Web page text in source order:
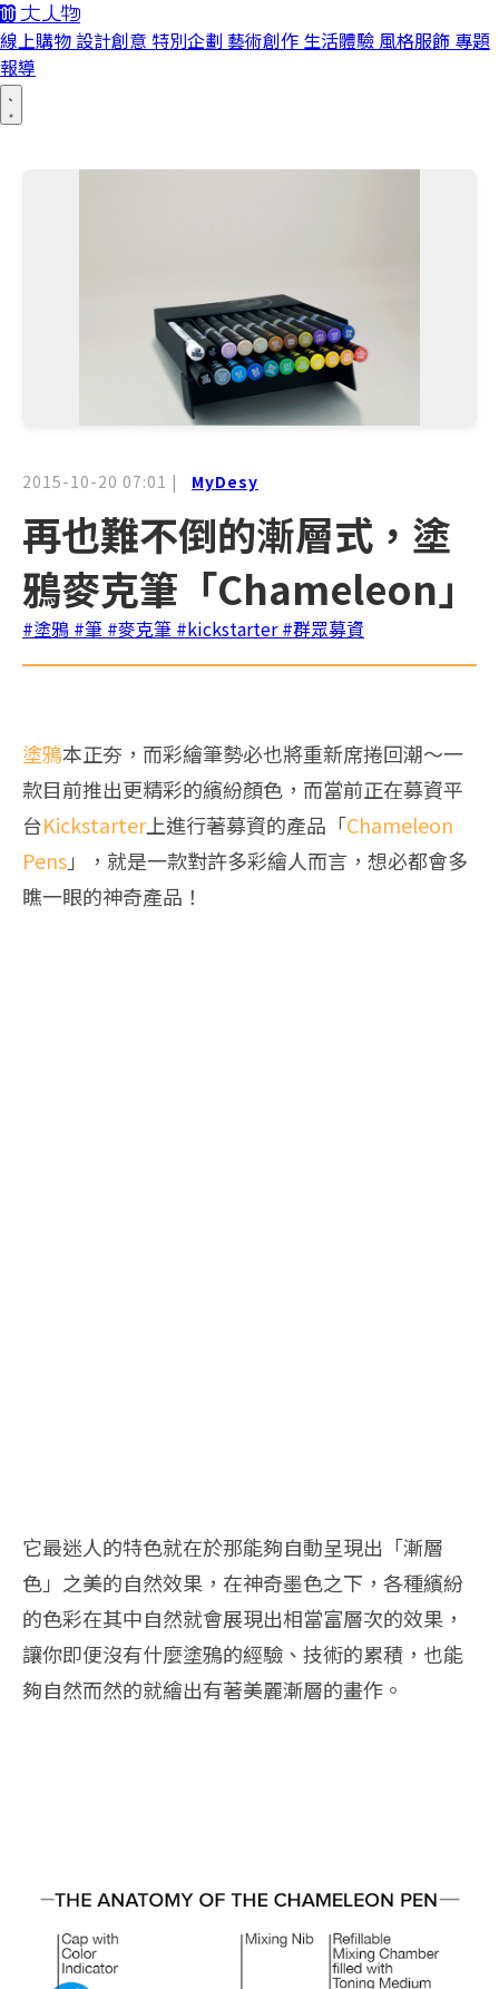
線上購物 設計創意 特別企劃 藝術創作 生活體驗 風格服飾 專題
報導
2015-10-20 07:01 | MyDesy
再也難不倒的漸層式，塗
鴉麥克筆「Chameleon」
#塗鴉 #筆 #麥克筆 #kickstarter#群眾募資
塗鴉本正夯，而彩繪筆勢必也將重新席捲回潮～一
款目前推出更精彩的繽紛顏色，而當前正在募資平
台Kickstarter上進行著募資的產品「Chameleon
Pens」，就是一款對許多彩繪人而言，想必都會多
瞧一眼的神奇產品！
它最迷人的特色就在於那能夠自動呈現出「漸層
色」之美的自然效果，在神奇墨色之下，各種繽紛
的色彩在其中自然就會展現出相當富層次的效果，
讓你即便沒有什麼塗鴉的經驗、技術的累積，也能
夠自然而然的就繪出有著美麗漸層的畫作。